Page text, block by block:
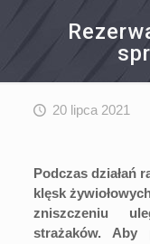
20 lipca 2021
Podczas działań
klęsk
zniszczeniu
strażaków. Aby